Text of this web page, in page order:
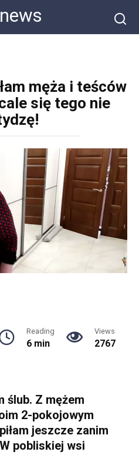
męża i teśców
się tego nie
Reading
6 min
Views
2767
ślub. Z mężem
2-pokojowym
jeszcze zanim
pobliskiej wsi